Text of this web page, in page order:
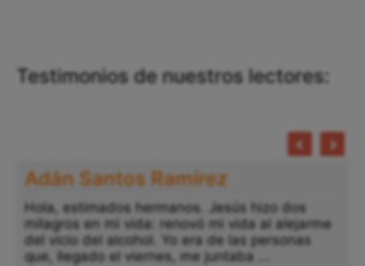
Testimonios de nuestros lectores:
Adán Santos Ramírez
Hola, estimados hermanos. Jesús hizo dos
milagros en mi vida: renovó mi vida al alejarme
del vicio del alcohol. Yo era de las personas
que, llegado el viernes, me juntaba ...